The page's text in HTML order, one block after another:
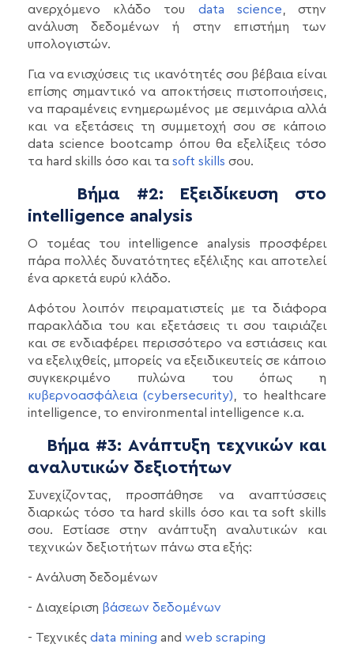
ανερχόμενο κλάδο του data science, στην
ανάλυση δεδομένων ή στην επιστήμη των
υπολογιστών.
Για να ενισχύσεις τις ικανότητές σου βέβαια είναι
επίσης σημαντικό να αποκτήσεις πιστοποιήσεις,
να παραμένεις ενημερωμένος με σεμινάρια αλλά
και να εξετάσεις τη συμμετοχή σου σε κάποιο
data science bootcamp όπου θα εξελίξεις τόσο
τα hard skills όσο και τα soft skills σου.
Βήμα #2: Εξειδίκευση στο
intelligence analysis
Ο τομέας του intelligence analysis προσφέρει
πάρα πολλές δυνατότητες εξέλιξης και αποτελεί
ένα αρκετά ευρύ κλάδο.
Αφότου λοιπόν πειραματιστείς με τα διάφορα
παρακλάδια του και εξετάσεις τι σου ταιριάζει
και σε ενδιαφέρει περισσότερο να εστιάσεις και
να εξελιχθείς, μπορείς να εξειδικευτείς σε κάποιο
συγκεκριμένο πυλώνα του όπως η
κυβερνοασφάλεια (cybersecurity), το healthcare
intelligence, το environmental intelligence κ.α.
Βήμα #3: Ανάπτυξη τεχνικών και
αναλυτικών δεξιοτήτων
Συνεχίζοντας, προσπάθησε να αναπτύσσεις
διαρκώς τόσο τα hard skills όσο και τα soft skills
σου. Εστίασε στην ανάπτυξη αναλυτικών και
τεχνικών δεξιοτήτων πάνω στα εξής:
- Ανάλυση δεδομένων
- Διαχείριση βάσεων δεδομένων
- Τεχνικές data mining and web scraping